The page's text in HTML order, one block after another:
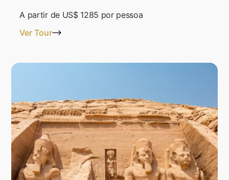
A partir de US$ 1285 por pessoa
Ver Tour